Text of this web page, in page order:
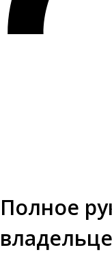
Полное